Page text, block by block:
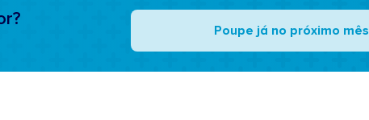
Poupe já no próximo mês